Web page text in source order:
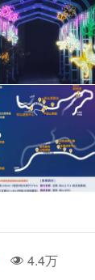
人气4.4万